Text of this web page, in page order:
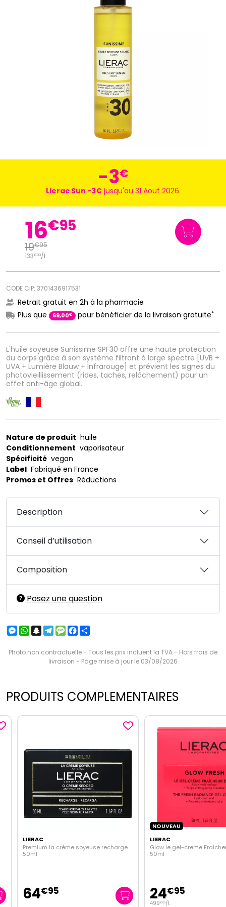
L'huile soyeuse Sunissime SPF30 offre une haute protection
du corps grâce à son système filtrant à large spectre [UVB +
UVA + Lumière Blauw + Infrarouge] et prévient les signes du
photovieillissement (rides, taches, relâchement) pour un
effet anti-âge global.
-3€
Lierac Sun -3€jusqu'au 31 Aout 2026.
16€95
19€95
133€00/l.
CODE CIP: 3701436917531
Retrait gratuit en 2h à la pharmacie
Plus que
69,00€ pour bénéficier de la livraison gratuite*
Nature de produit huile
Conditionnement vaporisateur
Spécificité vegan
Label Fabriqué en France
Promos et Offres Réductions
Description
Conseil d’utilisation
Composition
Posez une question
Messenger
WhatsApp
Snapchat
Telegram
MessageFacebook
Photo non contractuelle - Tous les prix incluent la TVA - Hors frais de
livraison - Page mise à jour le 03/08/2026
PRODUITS COMPLEMENTAIRES
LIERAC
Premium la crème soyeuse recharge
50ml
64€95
NOUVEAU
LIERAC
Glow le gel-creme Fraicheur
50ml
24€95
499€ 00 /l.